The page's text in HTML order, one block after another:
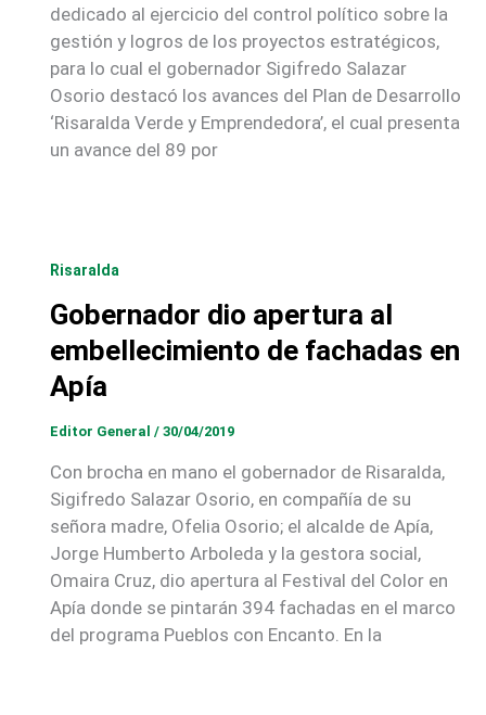
dedicado al ejercicio del control político sobre la
gestión y logros de los proyectos estratégicos,
para lo cual el gobernador Sigifredo Salazar
Osorio destacó los avances del Plan de Desarrollo
‘Risaralda Verde y Emprendedora’, el cual presenta
un avance del 89 por
Risaralda
Gobernador dio apertura al
embellecimiento de fachadas en
Apía
Editor General / 30/04/2019
Con brocha en mano el gobernador de Risaralda,
Sigifredo Salazar Osorio, en compañía de su
señora madre, Ofelia Osorio; el alcalde de Apía,
Jorge Humberto Arboleda y la gestora social,
Omaira Cruz, dio apertura al Festival del Color en
Apía donde se pintarán 394 fachadas en el marco
del programa Pueblos con Encanto. En la